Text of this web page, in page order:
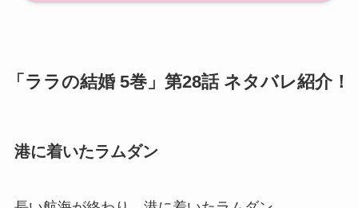
「ララの結婚 5巻」第28話 ネタバレ紹介！
港に着いたラムダン